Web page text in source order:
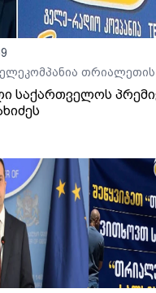
თრიალეთის
საქართველოს